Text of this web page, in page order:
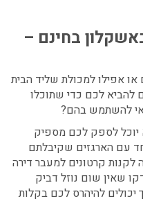
בחינם –
אפילו למכולת שליד הבית
להביא לכם כדי שתוכלו
להשתמש בהם?
יוכל לספק לכם מספיק
עם הארגזים שקיבלתם
קרטונים למעבר דירה
שאין שום נוזל דביק
להיהרס לכם בקלות